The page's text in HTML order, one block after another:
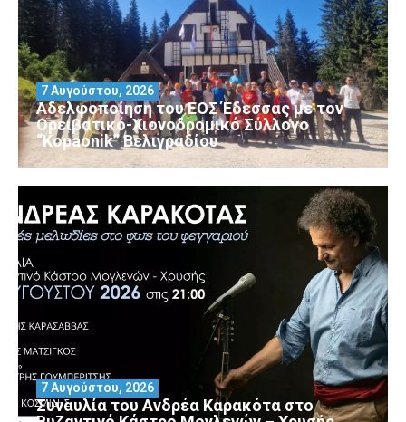
Αδελφοποίηση του ΕΟΣ Έδεσσας με τον
Ορειβατικό-Χιονοδρομικό Σύλλογο
“Kopaonik” Βελιγραδίου
7 Αυγούστου, 2026
Συναυλία του Ανδρέα Καρακότα στο
7 Αυγούστου, 2026